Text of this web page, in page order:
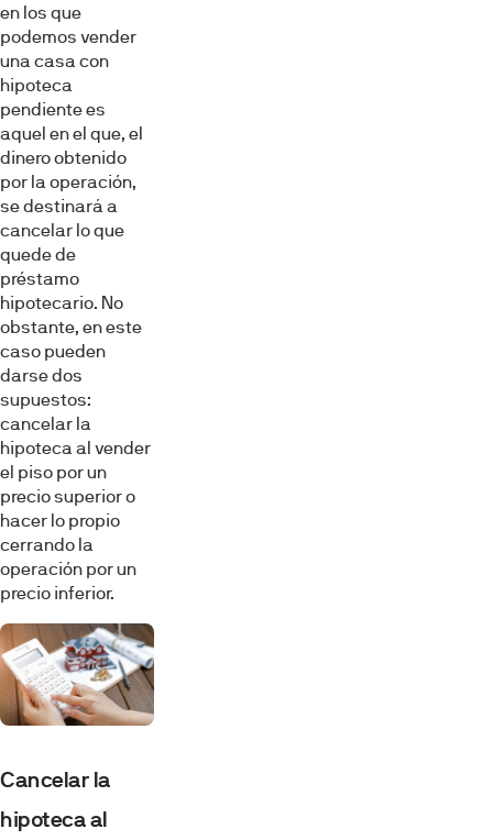
en los que
podemos vender
una casa con
hipoteca
pendiente es
aquel en el que, el
dinero obtenido
por la operación,
se destinará a
cancelar lo que
quede de
préstamo
hipotecario. No
obstante, en este
caso pueden
darse dos
supuestos:
cancelar la
hipoteca al vender
el piso por un
precio superior o
hacer lo propio
cerrando la
operación por un
precio inferior.
Cancelar la
hipoteca al